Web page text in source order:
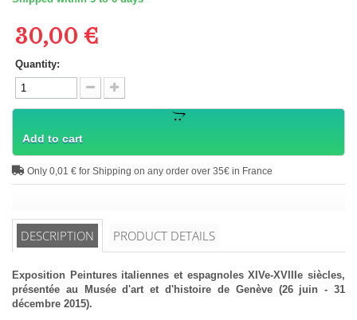
30,00 €
Quantity:
Add to cart
Only 0,01 € for Shipping on any order over 35€ in France
DESCRIPTION PRODUCT DETAILS
Exposition Peintures italiennes et espagnoles XIVe-XVIIIe siècles,
présentée au Musée d'art et d'histoire de Genève (26 juin - 31
décembre 2015).